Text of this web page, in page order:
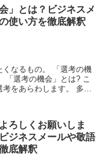
」とは？ビジネスメ
使い方を徹底解釈
なるもの。 「選考の機
「選考の機会」とは? こ
をあらわします。 多く
ろしくお願いしま
ジネスメールや敬語
底解釈